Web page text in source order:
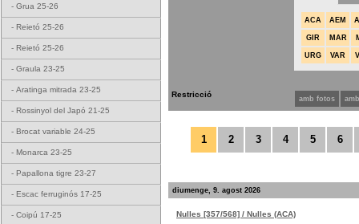
- Grua 25-26
- Reietó 25-26
- Reietó 25-26
- Graula 23-25
- Aratinga mitrada 23-25
- Rossinyol del Japó 21-25
- Brocat variable 24-25
- Monarca 23-25
- Papallona tigre 23-27
- Escac ferruginós 17-25
- Coipú 17-25
ACA AEM
GIR MAR
URG VAR
Restricció amb fotos
1 2 3 4 5 6
diumenge, 9. agost 2026
Nulles [357/568] / Nulles (ACA)